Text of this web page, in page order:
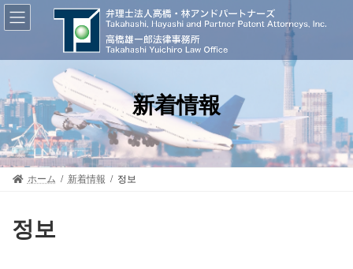
コ
ン
テ
ツ
へ
ス
キ
ッ
プ
ナ
ビ
ゲ
シ
ョ
ン
に
移
動
新着情報
ホーム 新着情報 정보
정보